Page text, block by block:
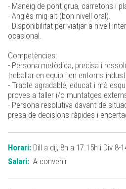
- Maneig de pont grua, carretons i
- Anglès mig-alt (bon nivell oral).
- Disponibilitat per viatjar a nivell
ocasional.
Competències:
- Persona metòdica, precisa i
treballar en equip i en entorns
- Tracte agradable, educat i mà
proves a taller i/o muntatges
- Persona resolutiva davant de
presa de decisions ràpides i
Horari:Dill a dij, 8h a 17.15h i Div 8-
Salari: A convenir